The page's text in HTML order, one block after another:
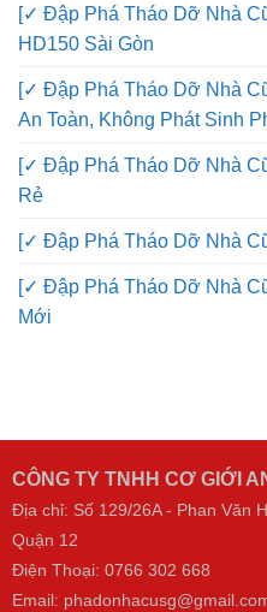
[✓ Đập Phá Tháo Dỡ Nhà
HD150 Sài Gòn
[✓ Đập Phá Tháo Dỡ Nhà
An Toàn, Không Phát Sinh
[✓ Đập Phá Tháo Dỡ Nhà
Rẻ
[✓ Đập Phá Tháo Dỡ Nhà
[✓ Đập Phá Tháo Dỡ Nhà
Mới
CÔNG TY TNHH CƠ GIỚI
Địa chỉ: Số 129/26A - Phan Văn
Quận 12
Điện Thoại: 0766 302 668
Email: